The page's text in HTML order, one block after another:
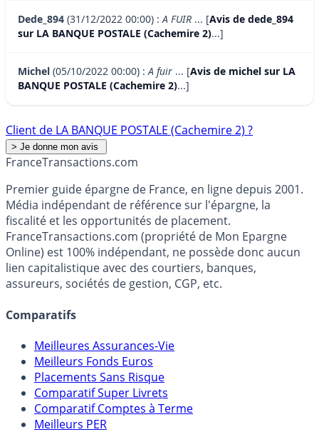
Dede_894 (31/12/2022 00:00) :A FUIR ... [Avis de dede_894
sur LA BANQUE POSTALE (Cachemire 2)...]
Michel (05/10/2022 00:00) :A fuir ... [Avis de michel sur LA
BANQUE POSTALE (Cachemire 2)...]
Client de LA BANQUE POSTALE (Cachemire 2) ?
FranceTransactions.com
Premier guide épargne de France, en ligne depuis 2001.
Média indépendant de référence sur l'épargne, la
fiscalité et les opportunités de placement.
FranceTransactions.com (propriété de Mon Epargne
Online) est 100% indépendant, ne possède donc aucun
lien capitalistique avec des courtiers, banques,
assureurs, sociétés de gestion, CGP, etc.
Comparatifs
Meilleures Assurances-Vie
Meilleurs Fonds Euros
Placements Sans Risque
Comparatif Super Livrets
Comparatif Comptes à Terme
Meilleurs PER